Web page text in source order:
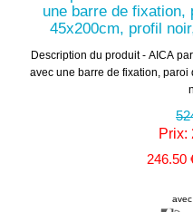
une barre de fixation,
45x200cm, profil
Description du produit - AICA
avec une barre de fixation, paroi
Prix:
246.50